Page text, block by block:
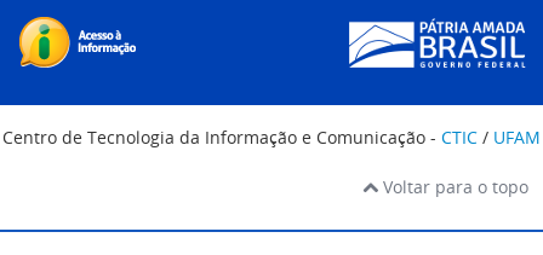
Centro de Tecnologia da Informação e Comunicação - CTIC / UFAM
Voltar para o topo